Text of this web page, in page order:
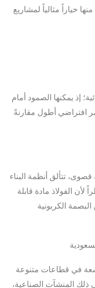
خياراً مثالياً لمشاريع
إذ يمكنها الصمود أمام
افتراضي أطول مقارنةً
تتألق أنظمة البناء
لأن الفولاذ مادة قابلة
الكربونية
في قطاعات متنوعة
ذلك المنشآت الصناعية،